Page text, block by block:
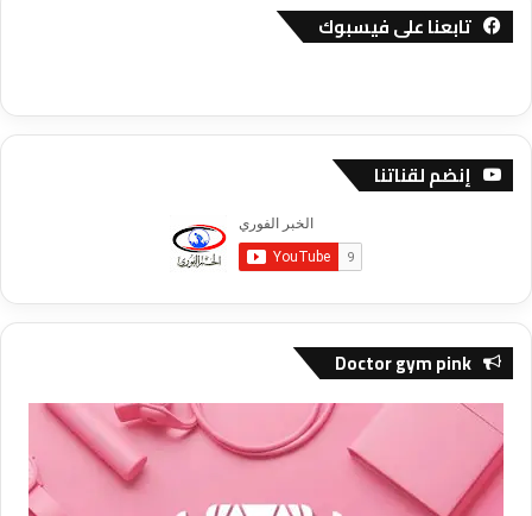
تابعنا على فيسبوك
إنضم لقناتنا
Doctor gym pink